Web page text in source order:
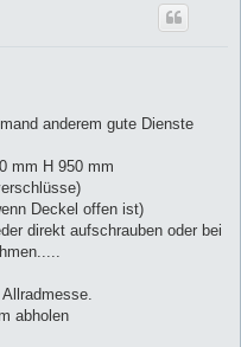
anderem gute Dienste
mm H 950 mm
Deckel offen ist)
direkt aufschrauben oder bei
abholen